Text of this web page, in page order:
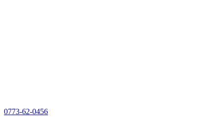
0773-62-0456